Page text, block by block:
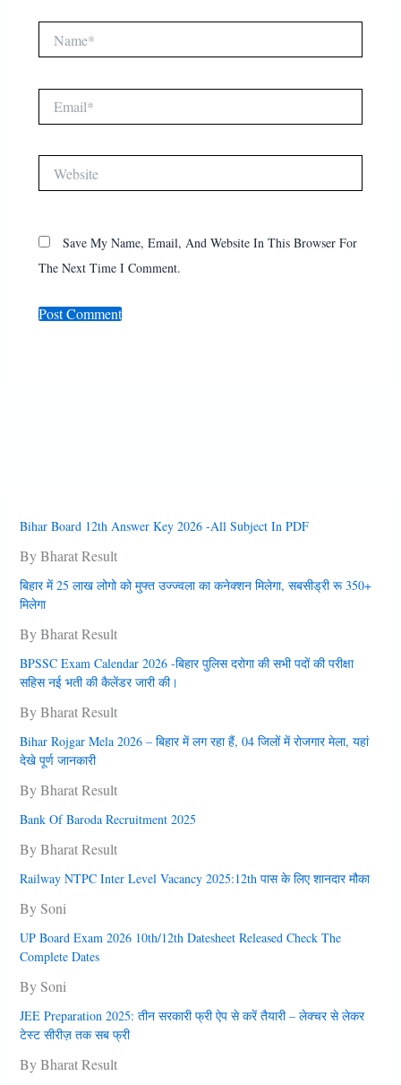
Save My Name, Email, And Website In This Browser For
The Next Time I Comment.
Bihar Board 12th Answer Key 2026 -All Subject In PDF
By Bharat Result
बिहार में 25 लाख लोगो को मुफ्त उज्‍ज्‍वला का कनेक्‍शन मिलेगा, सबसीड्री रू 350+
मिलेगा
By Bharat Result
BPSSC Exam Calendar 2026 -बिहार पुलिस दरोगा की सभी पदों की परीक्षा
सहिस नई भती की कैलेंडर जारी की।
By Bharat Result
Bihar Rojgar Mela 2026 – बिहार में लग रहा हैं, 04 जिलों में राेजगार मेला, यहां
देखे पूर्ण जानकारी
By Bharat Result
Bank Of Baroda Recruitment 2025
By Bharat Result
Railway NTPC Inter Level Vacancy 2025:12th पास के लिए शानदार मौका
By Soni
UP Board Exam 2026 10th/12th Datesheet Released Check The
Complete Dates
By Soni
JEE Preparation 2025: तीन सरकारी फ्री ऐप से करें तैयारी – लेक्चर से लेकर
टेस्ट सीरीज़ तक सब फ्री
By Bharat Result